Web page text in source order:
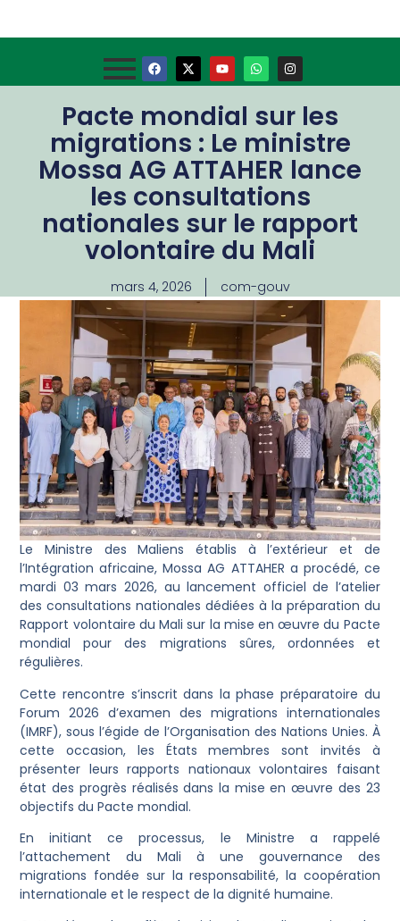
Pacte mondial sur les
migrations : Le ministre
Mossa AG ATTAHER lance
les consultations
nationales sur le rapport
volontaire du Mali
mars 4, 2026 com-gouv
Le Ministre des Maliens établis à l’extérieur et de
l’Intégration africaine, Mossa AG ATTAHER a procédé, ce
mardi 03 mars 2026, au lancement officiel de l’atelier
des consultations nationales dédiées à la préparation du
Rapport volontaire du Mali sur la mise en œuvre du Pacte
mondial pour des migrations sûres, ordonnées et
régulières.
Cette rencontre s’inscrit dans la phase préparatoire du
Forum 2026 d’examen des migrations internationales
(IMRF), sous l’égide de l’Organisation des Nations Unies. À
cette occasion, les États membres sont invités à
présenter leurs rapports nationaux volontaires faisant
état des progrès réalisés dans la mise en œuvre des 23
objectifs du Pacte mondial.
En initiant ce processus, le Ministre a rappelé
l’attachement du Mali à une gouvernance des
migrations fondée sur la responsabilité, la coopération
internationale et le respect de la dignité humaine.